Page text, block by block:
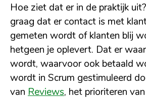
Hoe ziet dat er in de praktijk
graag dat er contact is met
gemeten wordt of klanten blij
hetgeen je oplevert. Dat er
wordt, waarvoor ook betaald
wordt in Scrum gestimuleerd
van Reviews, het prioriteren